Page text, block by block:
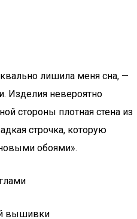
лишила меня сна, —
Изделия невероятно
стороны плотная стена из
строчка, которую
обоями».